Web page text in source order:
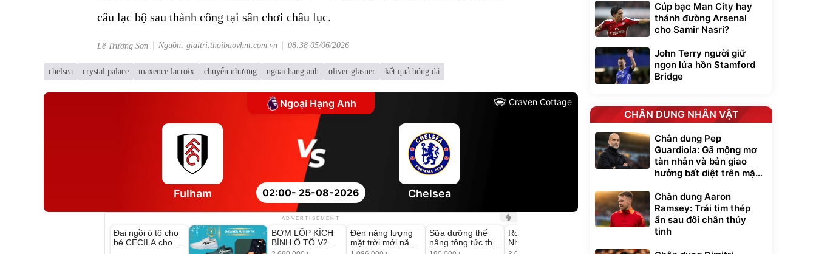
câu lạc bộ sau thành công tại sân chơi châu lục.
Lê Trường Sơn Nguồn: giaitri.thoibaovhnt.com.vn 08:38 05/06/2026
chelsea crystal palace maxence lacroix chuyển nhượng ngoại hạng anh oliver glasner kết quả bóng đá
Ngoại Hạng Anh Craven Cottage
02:00- 25-08-2026
Fulham Chelsea
ADVERTISEMENT
Đai ngồi ô tô cho
bé CECILA cho bé
-37%
Unmute
BƠM LỐP KÍCH
BÌNH Ô TÔ V2
-56%
Đèn năng lượng
mặt trời mới năm
-27%
Sữa dưỡng thể
nâng tông tức thì
Robot Hút Bụi Lau
Nhà - D2-001 -
Unmute
Cúp bạc Man City hay
thánh đường Arsenal
cho Samir Nasri?
John Terry người giữ
ngọn lửa hồn Stamford
Bridge
CHÂN DUNG NHÂN VẬT
Chân dung Pep
Guardiola: Gã mộng mơ
tàn nhẫn và bản giao
hưởng bất diệt trên mặt
Chân dung Aaron
Ramsey: Trái tim thép
ẩn sau đôi chân thủy
tinh